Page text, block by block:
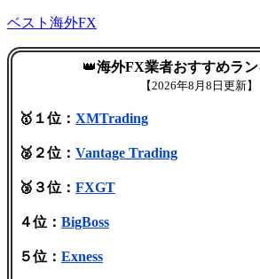
ベスト海外FX
👑海外FX業者おすすめラ
【2026年8月8日更新】
🥇１位： XMTrading
🥈２位： Vantage Trading
🥉３位： FXGT
４位： BigBoss
５位： Exness